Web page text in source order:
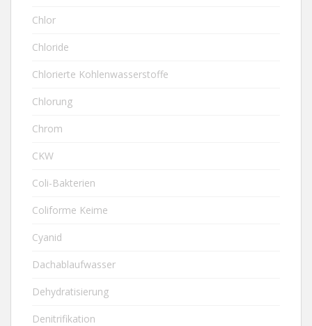
Chlor
Chloride
Chlorierte Kohlenwasserstoffe
Chlorung
Chrom
CKW
Coli-Bakterien
Coliforme Keime
Cyanid
Dachablaufwasser
Dehydratisierung
Denitrifikation